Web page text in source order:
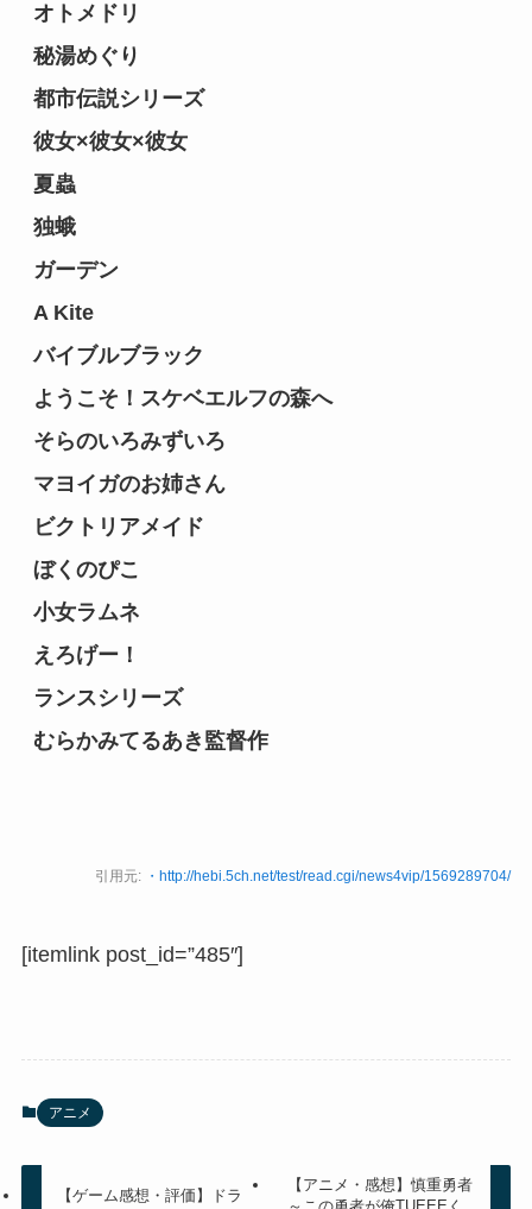
オトメドリ
秘湯めぐり
都市伝説シリーズ
彼女×彼女×彼女
夏蟲
独蛾
ガーデン
A Kite
バイブルブラック
ようこそ！スケベエルフの森へ
そらのいろみずいろ
マヨイガのお姉さん
ビクトリアメイド
ぼくのぴこ
小女ラムネ
えろげー！
ランスシリーズ
むらかみてるあき監督作
引用元: ・http://hebi.5ch.net/test/read.cgi/news4vip/1569289704/
[itemlink post_id=”485″]
アニメ
【ゲーム感想・評価】ドラ
【アニメ・感想】慎重勇者